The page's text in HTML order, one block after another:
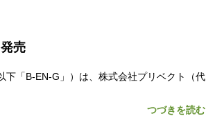
売
下「B-EN-G」）は、株式会社プリベクト（代
つづきを読む